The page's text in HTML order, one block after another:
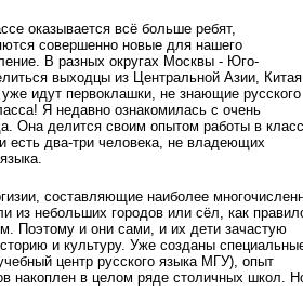
оказывается всё больше ребят,
совершенно новые для нашего
В разных округах Москвы - Юго-
выходцы из Центральной Азии,
идут первоклашки, не знающие русского
Я недавно ознакомилась с очень
Она делится своим опытом работы в
есть два-три человека, не владеющих
составляющие наиболее
из небольших городов или сёл, как
Поэтому и они сами, и их дети зачастую
и культуру. Уже созданы
центр русского языка МГУ), опыт
накоплен в целом ряде столичных школ.